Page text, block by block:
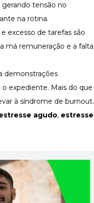
tensão no
na rotina.
excesso de tarefas são
má remuneração e a falta
demonstrações
expediente. Mais do que
à síndrome de burnout.
agudo, estresse